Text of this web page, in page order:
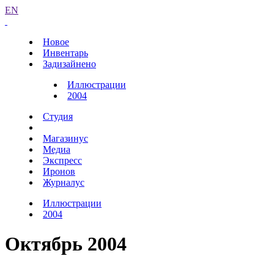
EN
Новое
Инвентарь
Задизайнено
Иллюстрации
2004
Студия
Магазинус
Медиа
Экспресс
Иронов
Журналус
Иллюстрации
2004
Октябрь 2004